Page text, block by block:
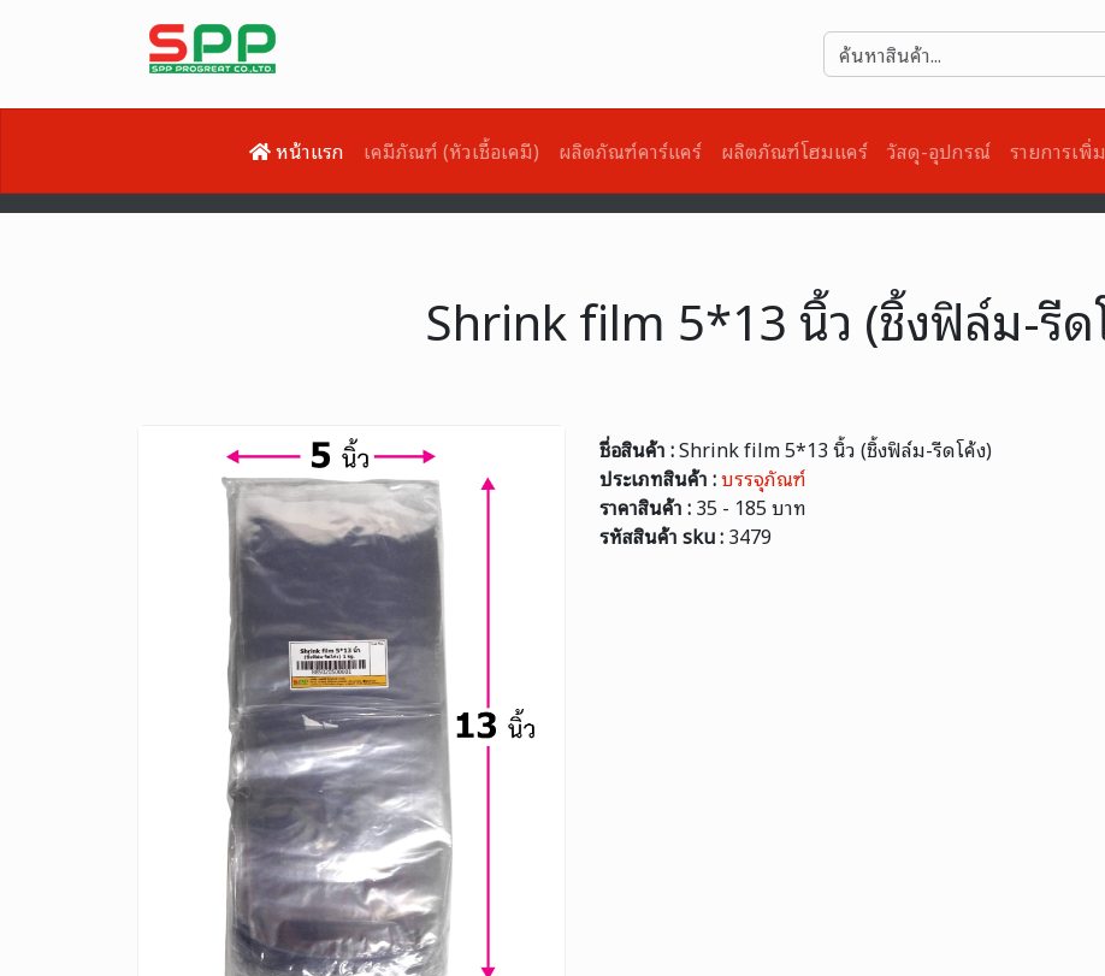
หน้าแรก เคมีภัณฑ์ (หัวเชื้อเคมี) ผลิตภัณฑ์คาร์แคร์ ผลิตภัณฑ์โฮมแคร์ วัสดุ-อุปกรณ์ รายการเพิ่
Shrink film 5*13 นิ้ว (ชิ้งฟิล์ม-รีด
ชื่อสินค้า :Shrink film 5*13 นิ้ว (ชิ้งฟิล์ม-รีดโค้ง)
ประเภทสินค้า :บรรจุภัณฑ์
ราคาสินค้า :35 - 185 บาท
รหัสสินค้า sku :3479